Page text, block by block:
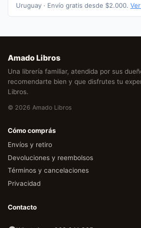
Uruguay · Envío gratis desde $2.000.
Amado Libros
Una librería familiar, atendida por sus
recomendarte bien y que disfrutes tu
Libros.
© 2026 Amado Libros
Cómo comprás
Envíos y retiro
Devoluciones y reembolsos
Términos y cancelaciones
Privacidad
Contacto